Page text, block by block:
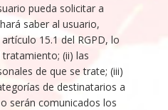
pueda solicitar a
saber al usuario,
15.1 del RGPD, lo
(ii) las
de que se trate; (iii)
de destinatarios a
serán comunicados los